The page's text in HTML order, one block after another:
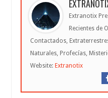
Extranotix
Recientes de
Contactados,
Naturales, Profecías,
Website: Extranotix